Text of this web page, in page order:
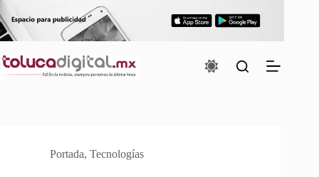
Saltar
al
contenido
Portada, Tecnologías